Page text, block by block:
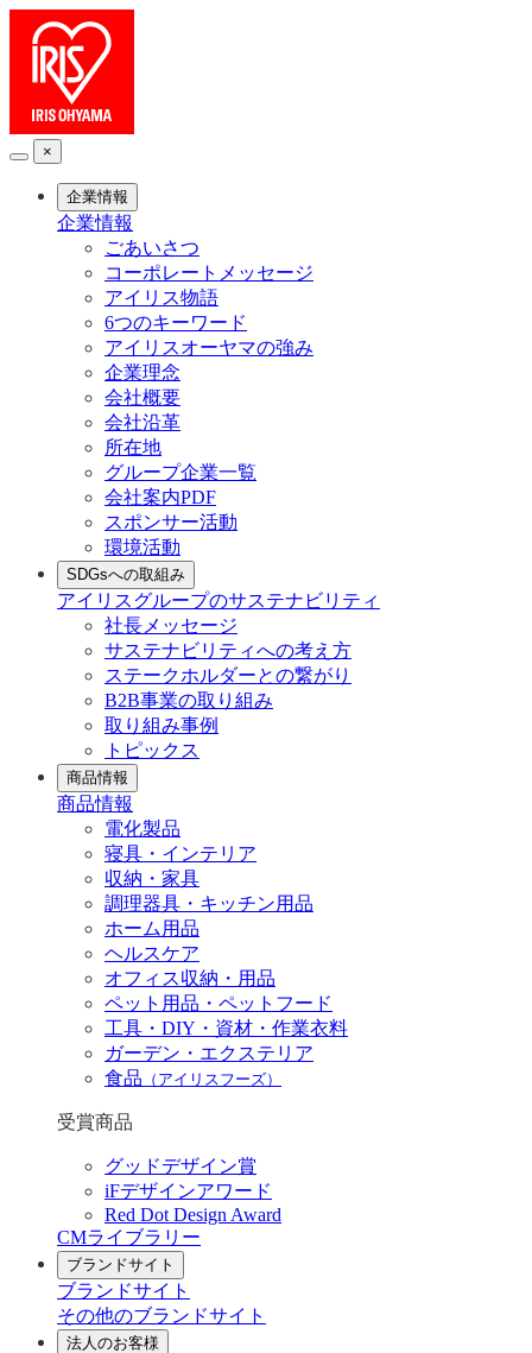
×
企業情報
企業情報
ごあいさつ
コーポレートメッセージ
アイリス物語
6つのキーワード
アイリスオーヤマの強み
企業理念
会社概要
会社沿革
所在地
グループ企業一覧
会社案内PDF
スポンサー活動
環境活動
SDGsへの取組み
アイリスグループのサステナビリティ
社長メッセージ
サステナビリティへの考え方
ステークホルダーとの繋がり
B2B事業の取り組み
取り組み事例
トピックス
商品情報
商品情報
電化製品
寝具・インテリア
収納・家具
調理器具・キッチン用品
ホーム用品
ヘルスケア
オフィス収納・用品
ペット用品・ペットフード
工具・DIY・資材・作業衣料
ガーデン・エクステリア
食品 （アイリスフーズ）
受賞商品
グッドデザイン賞
iFデザインアワード
Red Dot Design Award
CMライブラリー
ブランドサイト
ブランドサイト
その他のブランドサイト
法人のお客様